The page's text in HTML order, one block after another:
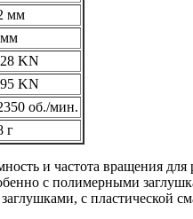
мм
KN
KN
об./мин.
г
и частота вращения
с полимерными
с пластической